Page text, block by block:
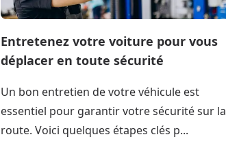
Entretenez votre voiture pour vous
déplacer en toute sécurité
Un bon entretien de votre véhicule est
essentiel pour garantir votre sécurité sur la
route. Voici quelques étapes clés p...